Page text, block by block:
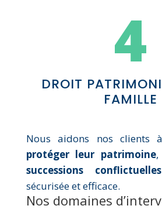
4
DROIT
FAMILLE
Nous aidons nos clients
protéger leur patrimoine,
successions conflictuelles
sécurisée et efficace.
Nos domaines